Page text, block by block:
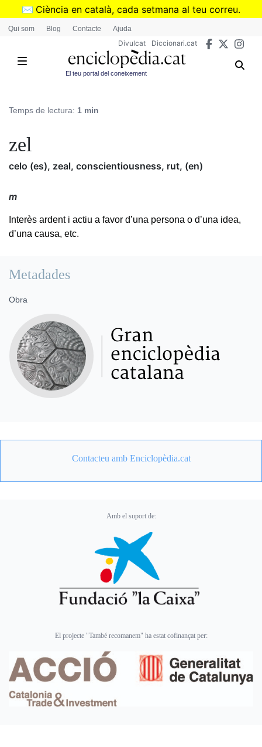
Vés
✉️ Ciència en català, cada setmana al teu correu.
➜Subscriu-te al butlletí de Divulcat
Qui som Blog Contacte Ajuda
Divulcat Diccionari.cat
El teu portal del coneixement
Temps de lectura: 1 min
zel
celo (es), zeal, conscientiousness, rut, (en)
m
Interès ardent i actiu a favor d’una persona o d’una idea,
d’una causa, etc.
Metadades
Obra
Contacteu amb Enciclopèdia.cat
Amb el suport de:
El projecte "També recomanem" ha estat cofinançat per: